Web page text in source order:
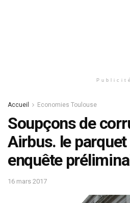
Publicité
Accueil Economies Toulouse
Soupçons de
Airbus. le
enquête
16 mars 2017